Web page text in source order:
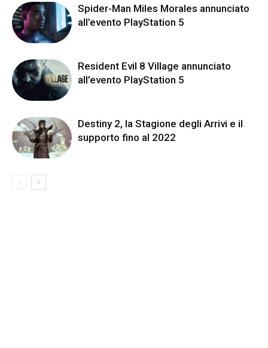
Spider-Man Miles Morales annunciato
all’evento PlayStation 5
Resident Evil 8 Village annunciato
all’evento PlayStation 5
Destiny 2, la Stagione degli Arrivi e il
supporto fino al 2022